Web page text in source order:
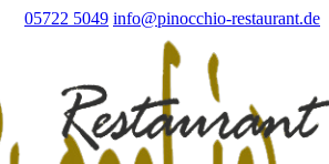
05722 5049 info@pinocchio-restaurant.de